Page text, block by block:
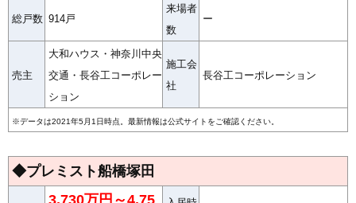
総戸数 914戸
来場者
数
ー
売主
大和ハウス・神奈川中央
交通・長谷工コーポレー
ション
施工会
社
長谷工コーポレーション
※データは2021年5月1日時点。最新情報は公式サイトをご確認ください。
◆プレミスト船橋塚田